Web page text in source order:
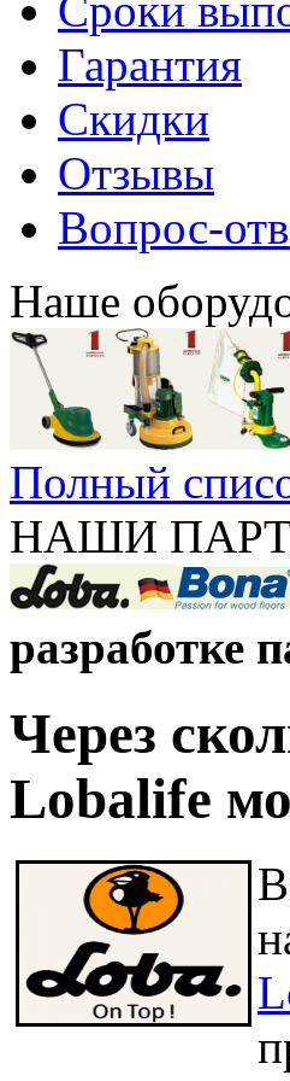
Сроки
Гарантия
Скидки
Отзывы
Вопрос-
Наше
Полный
НАШИ
разработке
Через
Lobalife